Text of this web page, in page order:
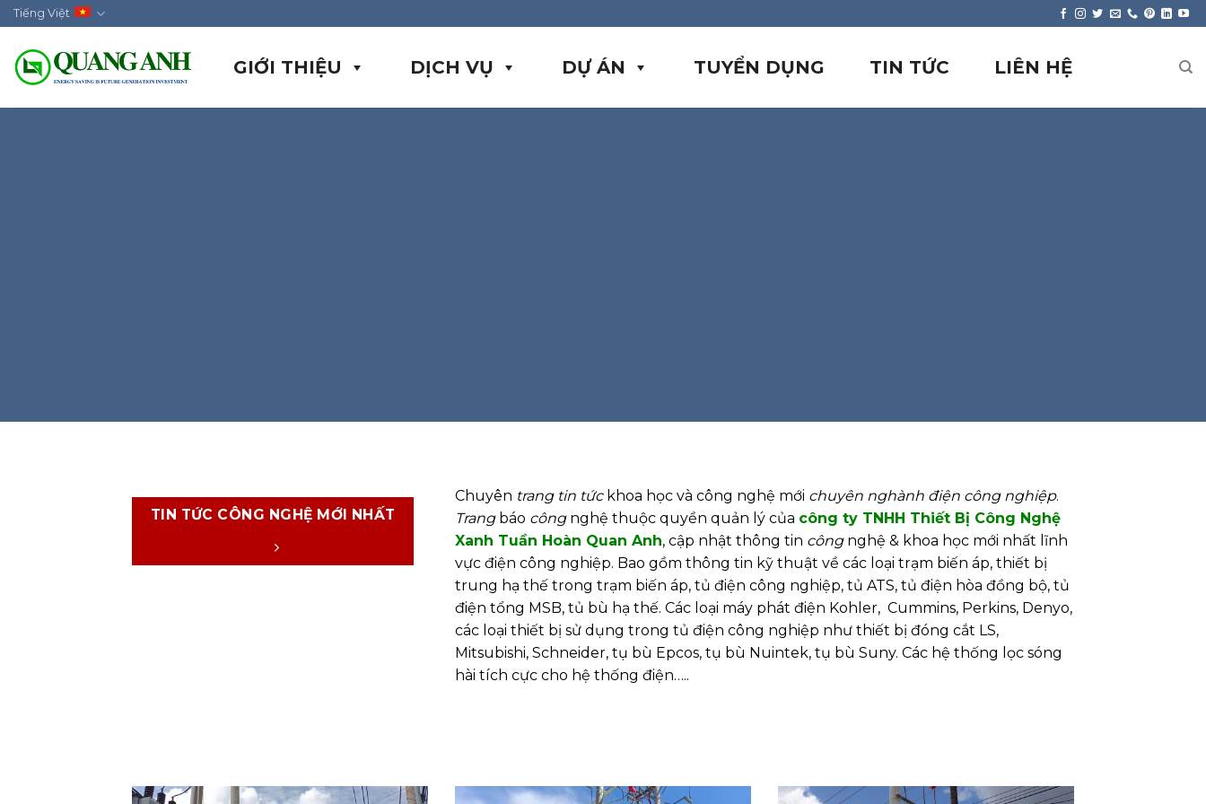
Skip
to
content
Tiếng Việt
GIỚI THIỆU DỊCH VỤ DỰ ÁN TUYỂN DỤNG TIN TỨC LIÊN HỆ
TIN TỨC CÔNG NGHỆ MỚI NHẤT
Chuyên trang tin tức khoa học và công nghệ mới chuyên nghành điện công nghiệp.
Trangbáo côngnghệ thuộc quyền quản lý của công ty TNHH Thiết Bị Công Nghệ
Xanh Tuần Hoàn Quan Anh, cập nhật thông tin côngnghệ & khoa học mới nhất lĩnh
vực điện công nghiệp. Bao gồm thông tin kỹ thuật về các loại trạm biến áp, thiết bị
trung hạ thế trong trạm biến áp, tủ điện công nghiệp, tủ ATS, tủ điện hòa đồng bộ, tủ
điện tổng MSB, tủ bù hạ thế. Các loại máy phát điện Kohler, Cummins, Perkins, Denyo,
các loại thiết bị sử dụng trong tủ điện công nghiệp như thiết bị đóng cắt LS,
Mitsubishi, Schneider, tụ bù Epcos, tụ bù Nuintek, tụ bù Suny. Các hệ thống lọc sóng
hài tích cực cho hệ thống điện…..